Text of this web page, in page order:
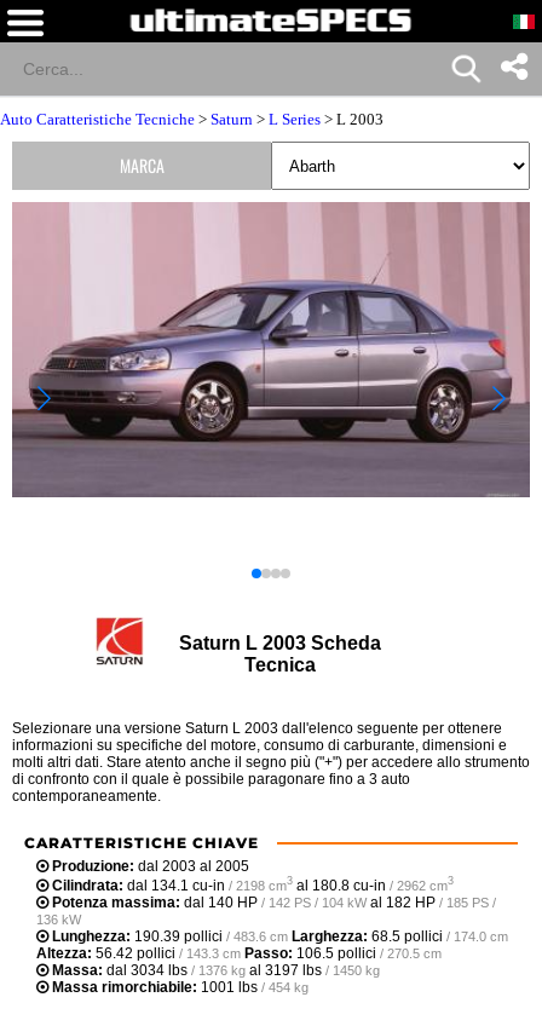
Auto Caratteristiche Tecniche > Saturn > L Series > L 2003
Saturn L 2003 Scheda
Tecnica
Selezionare una versione Saturn L 2003 dall'elenco seguente per ottenere
informazioni su specifiche del motore, consumo di carburante, dimensioni e
molti altri dati. Stare atento anche il segno più ("+") per accedere allo strumento
di confronto con il quale è possibile paragonare fino a 3 auto
contemporaneamente.
CARATTERISTICHE CHIAVE
Produzione: dal 2003 al 2005
Cilindrata: dal 134.1 cu-in / 2198 cm3 al 180.8 cu-in / 2962 cm3
Potenza massima: dal 140 HP / 142 PS / 104 kWal 182 HP / 185 PS /
136 kW
Lunghezza: 190.39 pollici / 483.6 cm Larghezza: 68.5 pollici / 174.0 cm
Altezza: 56.42 pollici / 143.3 cm Passo: 106.5 pollici / 270.5 cm
Massa: dal 3034 lbs / 1376 kg al 3197 lbs / 1450 kg
Massa rimorchiabile: 1001 lbs / 454 kg
MARCA